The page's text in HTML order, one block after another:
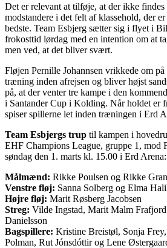
Det er relevant at tilføje, at der ikke findes
modstandere i det felt af klassehold, der
bedste. Team Esbjerg sætter sig i flyet i
frokosttid lørdag med en intention om at
men ved, at det bliver svært.
Fløjen Pernille Johannsen vrikkede om
træning inden afrejsen og bliver højst
på, at der venter tre kampe i den
i Santander Cup i Kolding. Når holdet er
spiser spillerne let inden træningen i Erd
Team Esbjergs trup til kampen i
EHF Champions League, gruppe 1, mod
søndag den 1. marts kl. 15.00 i Erd Arena:
Målmænd: Rikke Poulsen og Rikke
Venstre fløj: Sanna Solberg og Elma
Højre fløj: Marit Røsberg Jacobsen
Streg: Vilde Ingstad, Marit Malm
Danielsson
Bagspillere: Kristine Breistøl, Sonja
Polman, Rut Jónsdóttir og Lene